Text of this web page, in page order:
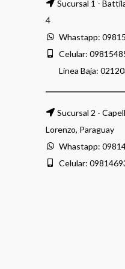
Sucursal 1 -
4
Whastapp:
Celular:
Linea Baja:
Sucursal 2 -
Lorenzo, Paraguay
Whastapp:
Celular: